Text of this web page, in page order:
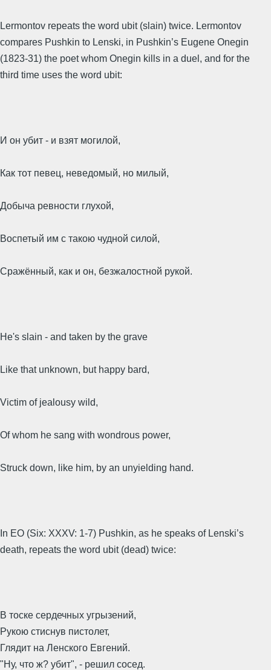
Lermontov repeats the word ubit (slain) twice. Lermontov
compares Pushkin to Lenski, in Pushkin’s Eugene Onegin
(1823-31) the poet whom Onegin kills in a duel, and for the
third time uses the word ubit:
И он убит - и взят могилой,
Как тот певец, неведомый, но милый,
Добыча ревности глухой,
Воспетый им с такою чудной силой,
Сражённый, как и он, безжалостной рукой.
He's slain - and taken by the grave
Like that unknown, but happy bard,
Victim of jealousy wild,
Of whom he sang with wondrous power,
Struck down, like him, by an unyielding hand.
In EO (Six: XXXV: 1-7) Pushkin, as he speaks of Lenski’s
death, repeats the word ubit (dead) twice:
В тоске сердечных угрызений,
Рукою стиснув пистолет,
Глядит на Ленского Евгений.
"Ну, что ж? убит", - решил сосед.